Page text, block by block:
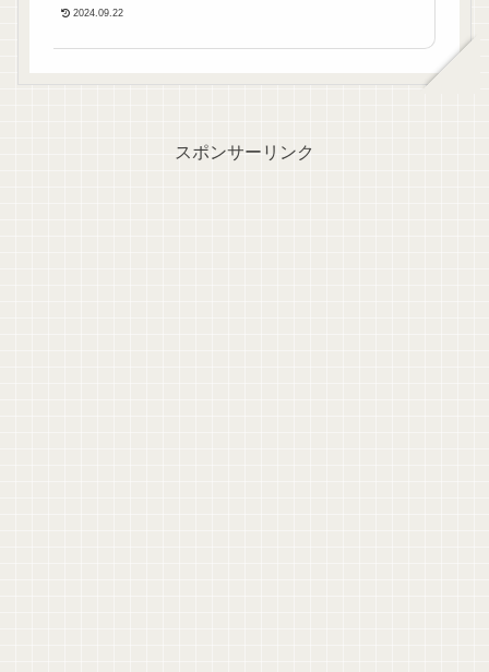
2024.09.22
スポンサーリンク